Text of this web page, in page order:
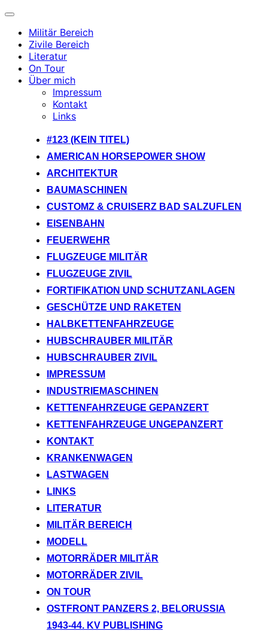
Navigation
umschalten
Militär Bereich
Zivile Bereich
Literatur
On Tour
Über mich
Impressum
Kontakt
Links
springen
#123 (KEIN TITEL)
AMERICAN HORSEPOWER SHOW
ARCHITEKTUR
BAUMASCHINEN
CUSTOMZ & CRUISERZ BAD SALZUFLEN
EISENBAHN
FEUERWEHR
FLUGZEUGE MILITÄR
FLUGZEUGE ZIVIL
FORTIFIKATION UND SCHUTZANLAGEN
GESCHÜTZE UND RAKETEN
HALBKETTENFAHRZEUGE
HUBSCHRAUBER MILITÄR
HUBSCHRAUBER ZIVIL
IMPRESSUM
INDUSTRIEMASCHINEN
KETTENFAHRZEUGE GEPANZERT
KETTENFAHRZEUGE UNGEPANZERT
KONTAKT
KRANKENWAGEN
LASTWAGEN
LINKS
LITERATUR
MILITÄR BEREICH
MODELL
MOTORRÄDER MILITÄR
MOTORRÄDER ZIVIL
ON TOUR
OSTFRONT PANZERS 2, BELORUSSIA
1943-44. KV PUBLISHING